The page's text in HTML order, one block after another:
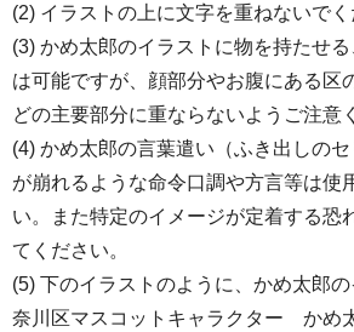
(2) イラストの上に文字を重ねないでく
(3) かめ太郎のイラストに物を持たせ
は可能ですが、顔部分やお腹にある区
どの主要部分に重ならないようご注意
(4) かめ太郎の言葉遣い（ふき出しの
が崩れるような命令口調や方言等は使
い。また特定のイメージが定着する恐
てください。
(5) 下のイラストのように、かめ太郎
奈川区マスコットキャラクター かめ